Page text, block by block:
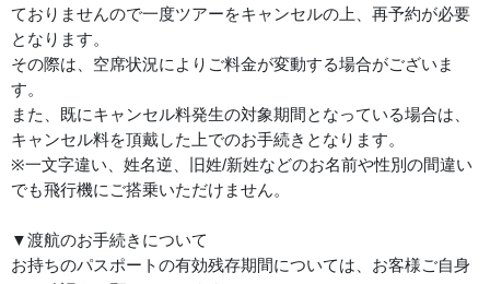
ておりませんので一度ツアーをキャンセルの上、再予約が必要
となります。
その際は、空席状況によりご料金が変動する場合がございま
す。
また、既にキャンセル料発生の対象期間となっている場合は、
キャンセル料を頂戴した上でのお手続きとなります。
※一文字違い、姓名逆、旧姓/新姓などのお名前や性別の間違い
でも飛行機にご搭乗いただけません。
▼渡航のお手続きについて
お持ちのパスポートの有効残存期間については、お客様ご自身